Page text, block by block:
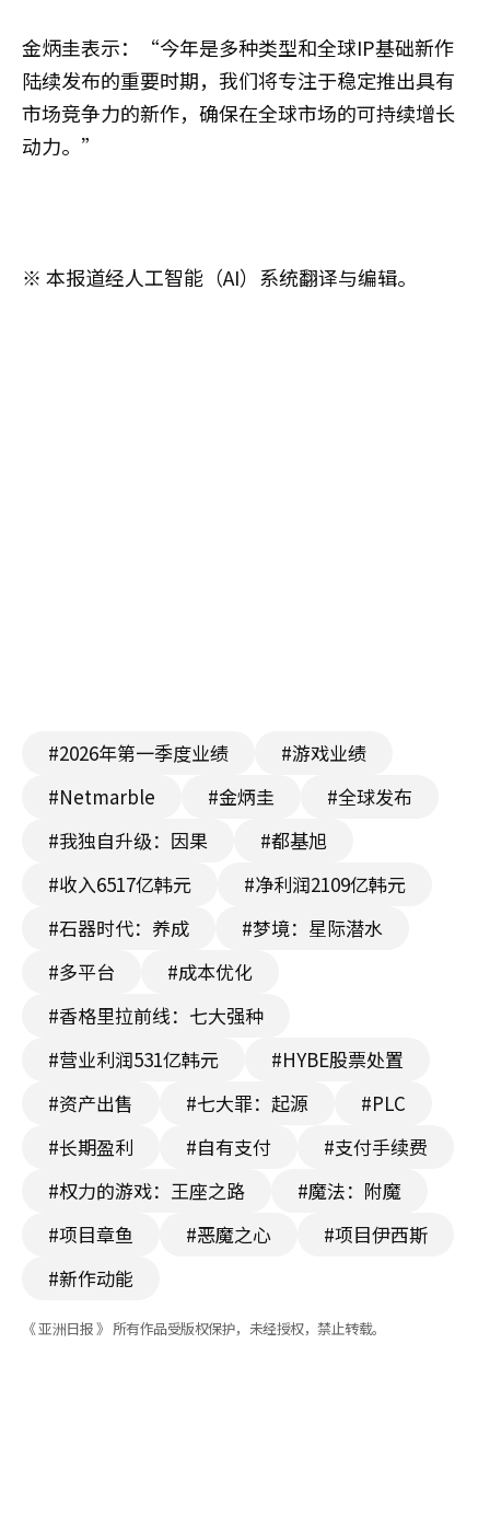
金炳圭表示：“今年是多种类型和全球IP基础新作
陆续发布的重要时期，我们将专注于稳定推出具有
市场竞争力的新作，确保在全球市场的可持续增长
动力。”
※ 本报道经人工智能（AI）系统翻译与编辑。
#2026年第一季度业绩
#游戏业绩
#Netmarble
#金炳圭
#全球发布
#我独自升级：因果
#都基旭
#收入6517亿韩元
#净利润2109亿韩元
#石器时代：养成
#梦境：星际潜水
#多平台
#成本优化
#香格里拉前线：七大强种
#营业利润531亿韩元
#HYBE股票处置
#资产出售
#七大罪：起源
#PLC
#长期盈利
#自有支付
#支付手续费
#权力的游戏：王座之路
#魔法：附魔
#项目章鱼
#恶魔之心
#项目伊西斯
#新作动能
《 亚洲日报 》 所有作品受版权保护，未经授权，禁止转载。